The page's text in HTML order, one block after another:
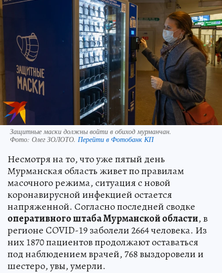
Защитные маски должны войти в обиход мурманчан.
Фото: Олег ЗОЛОТО. Перейти в Фотобанк КП
Несмотря на то, что уже пятый день
Мурманская область живет по правилам
масочного режима, ситуация с новой
коронавирусной инфекцией остается
напряженной. Согласно последней сводке
оперативного штаба Мурманской области, в
регионе COVID-19 заболели 2664 человека. Из
них 1870 пациентов продолжают оставаться
под наблюдением врачей, 768 выздоровели и
шестеро, увы, умерли.